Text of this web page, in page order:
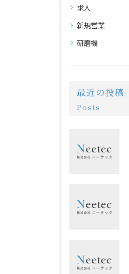
求人
新規営業
研磨機
最近の投稿
Posts